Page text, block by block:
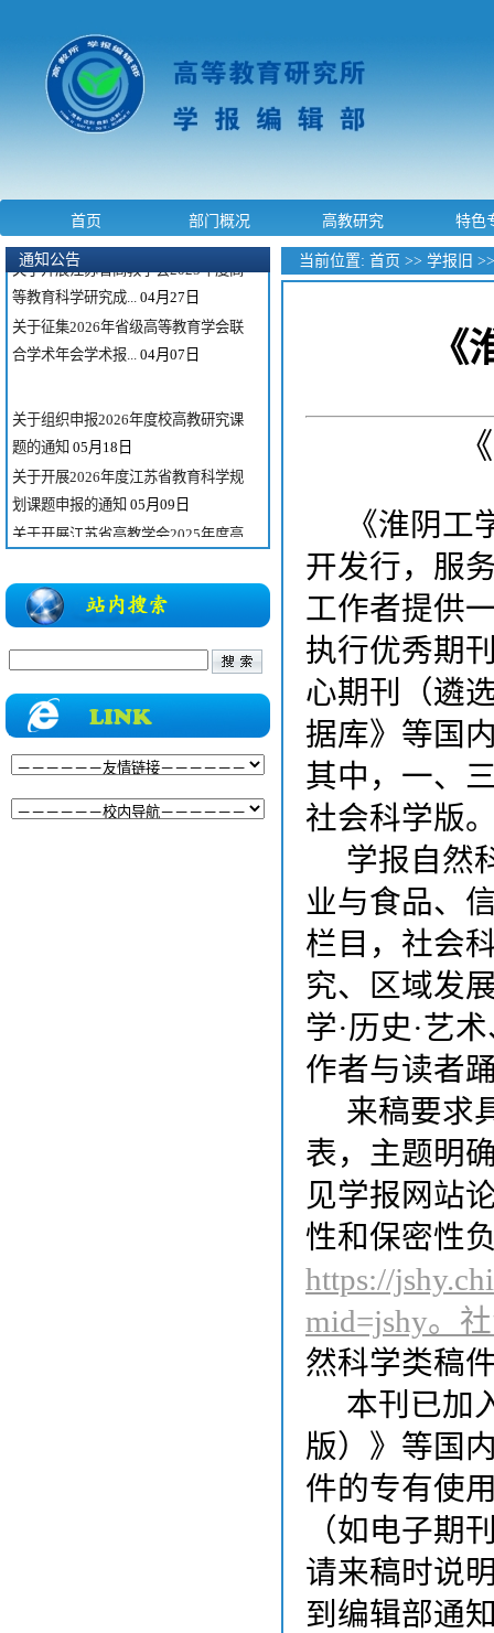
首页 部门概况 高教研究 特色
通知公告
划课题申报的通知 05月09日
关于开展江苏省高教学会2025年度高
等教育科学研究成...
04月27日
关于征集2026年省级高等教育学会联
合学术年会学术报...
04月07日
关于组织申报2026年度校高教研究课
题的通知 05月18日
关于开展2026年度江苏省教育科学规
划课题申报的通知 05月09日
关于开展江苏省高教学会2025年度高
关于征集2026年省级高等教育学会联
合学术年会学术报... 04月07日
当前位置: 首页 >> 学报旧
《淮阴工
开发行，服
工作者提供
执行优秀期
心期刊（遴
据库》等国
其中，一、
社会科学版
学报自然
业与食品、
栏目，社会
究、区域发
学·历史·艺
作者与读者
来稿要求
表，主题明
见学报网站
性和保密性
https://
mid=jshy。
然科学类稿
本刊已加
版） 》 等国
件的专有使
（如电子期
请来稿时说
到编辑部通